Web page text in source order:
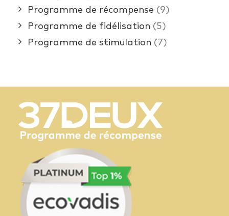
Programme de récompense (9)
Programme de fidélisation (5)
Programme de stimulation (7)